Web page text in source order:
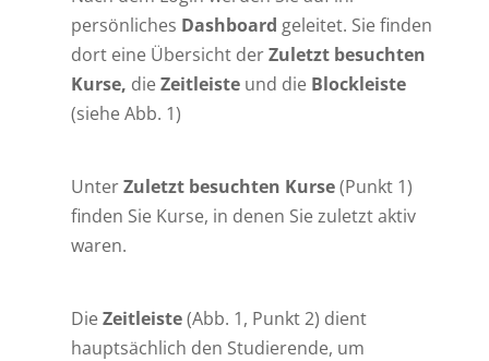
persönliches Dashboard geleitet. Sie finden
dort eine Übersicht derZuletzt besuchten
Kurse, dieZeitleiste und die Blockleiste
(siehe Abb. 1)
UnterZuletzt besuchten Kurse(Punkt 1)
finden Sie Kurse, in denen Sie zuletzt aktiv
waren.
DieZeitleiste(Abb. 1, Punkt 2) dient
hauptsächlich den Studierende, um